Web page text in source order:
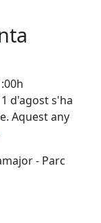
d'agost s'ha
Aquest any
- Parc